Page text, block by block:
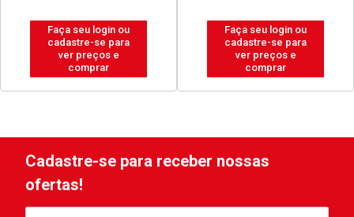
Faça seu login ou
cadastre-se para
ver preços e
comprar
Faça seu login ou
cadastre-se para
ver preços e
comprar
Cadastre-se para receber nossas
ofertas!